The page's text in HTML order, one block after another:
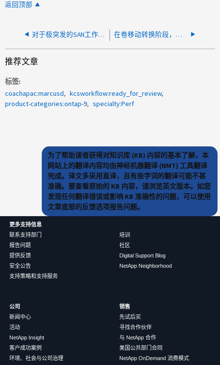
返回顶部
对于极突发的SAN工作负载、CPU_protocol的延迟 在卷移动转换阶段，延迟会增加
推荐文章
标签
coachapac:marcusd
kcsworkflow:ready_for_review
product-categories:ontap-9
specialty:Perf
为了帮助读者获得对知识库 (KB) 内容的基本了解，本
网站上的翻译内容均由神经机器翻译 (NMT) 工具翻译
完成。译文多采用直译，且有些字词的翻译可能不甚
准确。要查看原始的 KB 内容，请浏览英文版本。如您
发现任何翻译错误或影响 KB 准确性的问题，可以使用
文章底部的反馈选项报告问题。
更多支持信息
联系支持部门
报告问题
提供反馈
安全公告
支持策略和支持服务
培训
社区
Digital Support Blog
NetApp Neighborhood
公司
新闻中心
活动
NetApp Insight
客户成功案例
环境、社会与公司治理
销售
先试后买
寻找合作伙伴
与 NetApp 合作
美国公共部门合同
NetApp OnDemand 消费模式